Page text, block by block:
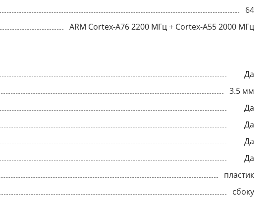
64
ARM Cortex-A76 2200 МГц + Cortex-A55 2000 МГц
Да
3.5 мм
Да
Да
Да
Да
пластик
сбоку